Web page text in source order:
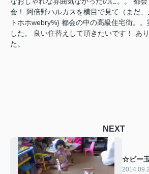
会！ 阿倍野ハルカスを横目で見て（まだ
トホホwebry%} 都会の中の高級住宅街。
した。 良い住替えして頂きたいです！ あ
た。
NEXT
☆ビー